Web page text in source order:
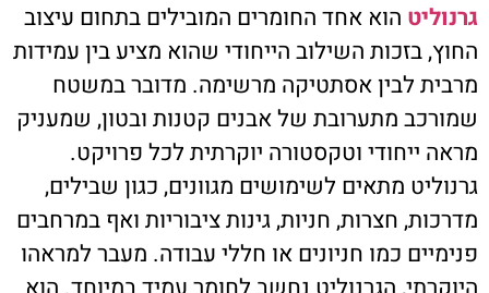
גרנוליט הוא אחד החומרים המובילים בתחום עיצוב
החוץ, בזכות השילוב הייחודי שהוא מציע בין עמידות
מרבית לבין אסתטיקה מרשימה. מדובר במשטח
שמורכב מתערובת של אבנים קטנות ובטון, שמעניק
מראה ייחודי וטקסטורה יוקרתית לכל פרויקט.
גרנוליט מתאים לשימושים מגוונים, כגון שבילים,
מדרכות, חצרות, חניות, גינות ציבוריות ואף במרחבים
פנימיים כמו חניונים או חללי עבודה. מעבר למראהו